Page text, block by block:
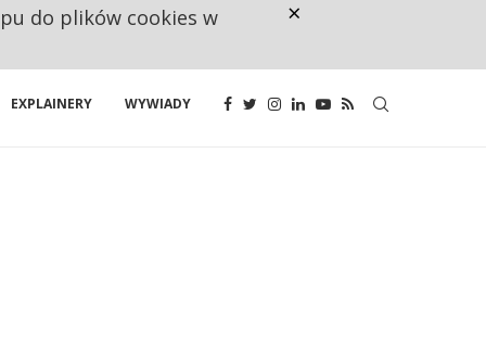
EXPLAINERY WYWIADY
do plików cookies w ×